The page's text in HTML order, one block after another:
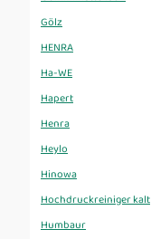
Gölz
HENRA
Ha-WE
Hapert
Henra
Heylo
Hinowa
Hochdruckreiniger kalt
Humbaur